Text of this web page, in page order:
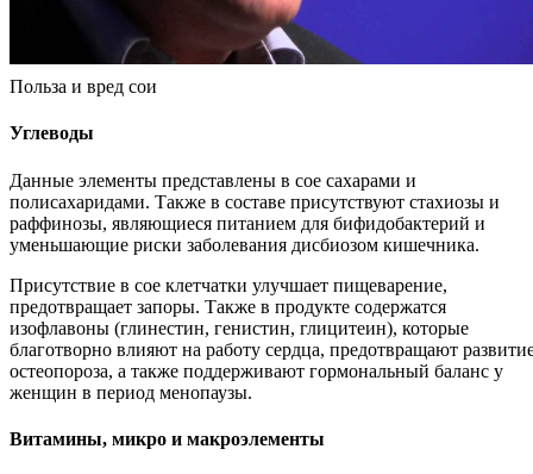
Польза и вред сои
Углеводы
Данные элементы представлены в сое сахарами и
полисахаридами. Также в составе присутствуют стахиозы и
раффинозы, являющиеся питанием для бифидобактерий и
уменьшающие риски заболевания дисбиозом кишечника.
Присутствие в сое клетчатки улучшает пищеварение,
предотвращает запоры. Также в продукте содержатся
изофлавоны (глинестин, генистин, глицитеин), которые
благотворно влияют на работу сердца, предотвращают
остеопороза, а также поддерживают гормональный баланс у
женщин в период менопаузы.
Витамины, микро и макроэлементы